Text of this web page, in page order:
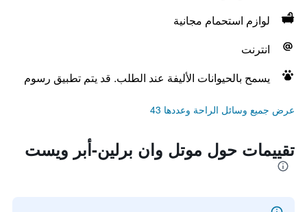
لوازم استحمام مجانية
انترنت
يسمح بالحيوانات الأليفة عند الطلب. قد يتم تطبيق رسوم
عرض جميع وسائل الراحة وعددها 43
تقييمات حول موتل وان برلين-أبر ويست